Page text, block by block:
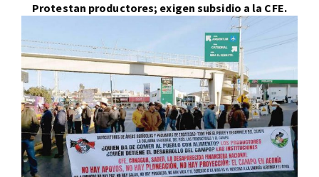
Protestan productores; exigen subsidio a la CFE.